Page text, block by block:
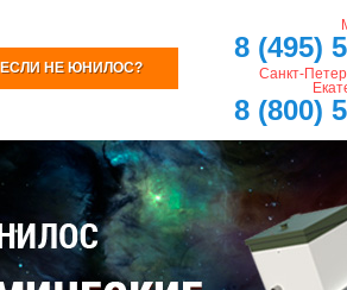
НЕ ЮНИЛОС?
8 (495)
Санкт-
8 (800)